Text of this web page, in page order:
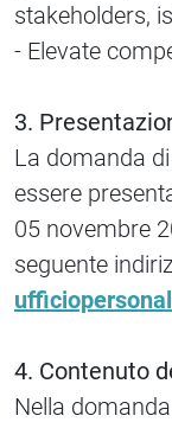
stakeholders,
- Elevate
3.
La domanda
essere
05 novembre
seguente
4. Contenuto
Nella